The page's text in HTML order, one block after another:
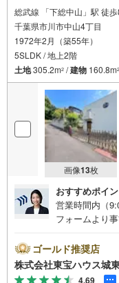
総武線 「下総中山」駅 徒
千葉県市川市中山4丁目
1972年2月（築55年）
5SLDK / 地上2階
土地305.2m2 /建物 160.8m2
画像13枚
おすすめポイ
営業時間内（
フォームより
カレンダーの
として暮らし
産キャンペー
ゴールド推奨店
株式会社東宝ハウス城
4.69